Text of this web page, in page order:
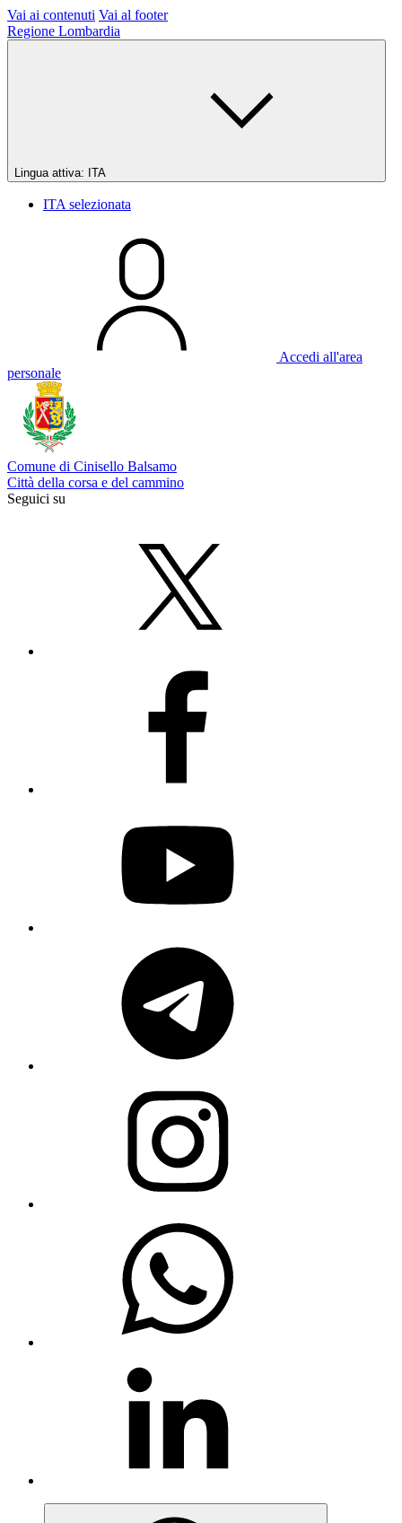
Vai ai contenuti Vai al footer
Regione Lombardia
Lingua attiva: ITA
ITA selezionata
Accedi all'area
personale
Comune di Cinisello Balsamo
Città della corsa e del cammino
Seguici su